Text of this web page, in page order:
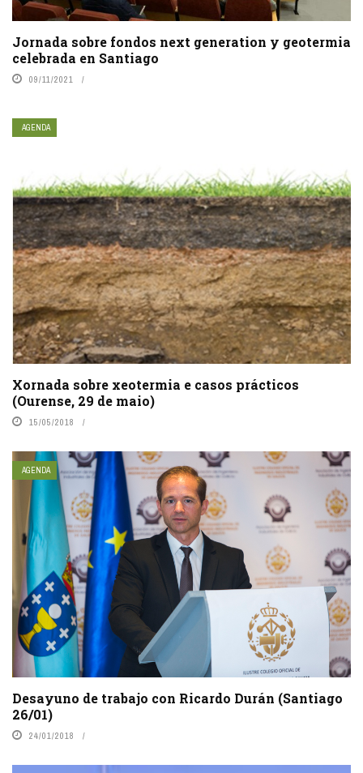
Jornada sobre fondos next generation y geotermia
celebrada en Santiago
09/11/2021
AGENDA
Xornada sobre xeotermia e casos prácticos
(Ourense, 29 de maio)
15/05/2018
AGENDA
Desayuno de trabajo con Ricardo Durán (Santiago
26/01)
24/01/2018